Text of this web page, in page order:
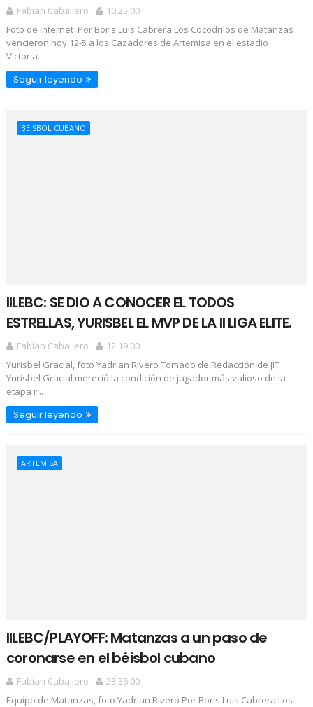
Fabian Caballero
10:25:00
Foto de internet Por Boris Luis Cabrera Los Cocodrilos de Matanzas
vencieron hoy 12-5 a los Cazadores de Artemisa en el estadio
Victoria...
Seguir leyendo
BEISBOL CUBANO
IILEBC: SE DIO A CONOCER EL TODOS
ESTRELLAS, YURISBEL EL MVP DE LA II LIGA ELITE.
Fabian Caballero
12:19:00
Yurisbel Gracial, foto Yadrian Rivero Tomado de Redacción de JIT
Yurisbel Gracial mereció la condición de jugador más valioso de la
etapa r...
Seguir leyendo
ARTEMISA
IILEBC/PLAYOFF: Matanzas a un paso de
coronarse en el béisbol cubano
Fabian Caballero
23:36:00
Equipo de Matanzas, foto Yadrian Rivero Por Boris Luis Cabrera Los